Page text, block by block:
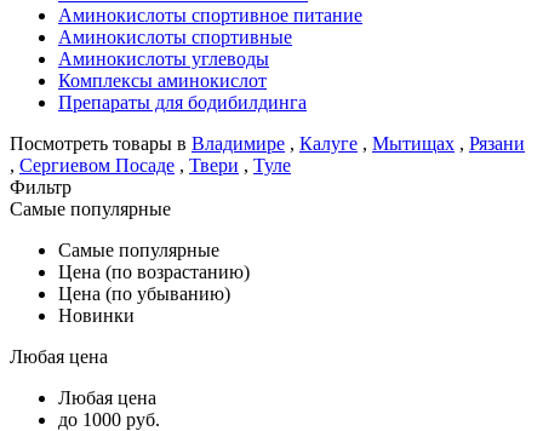
Аминокислоты спортивное питание
Аминокислоты спортивные
Аминокислоты углеводы
Комплексы аминокислот
Препараты для бодибилдинга
Посмотреть товары в Владимире , Калуге , Мытищах , Рязани
, Сергиевом Посаде , Твери , Туле
Фильтр
Самые популярные
Самые популярные
Цена (по возрастанию)
Цена (по убыванию)
Новинки
Любая цена
Любая цена
до 1000 руб.